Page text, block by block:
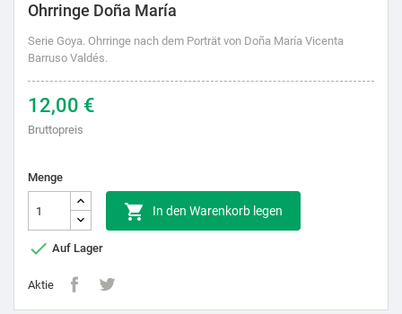
Ohrringe Doña María
Serie Goya. Ohrringe nach dem Porträt von Doña María Vicenta
Barruso Valdés.
12,00 €
Bruttopreis
Menge
 In den Warenkorb legen
 Auf Lager
Aktie